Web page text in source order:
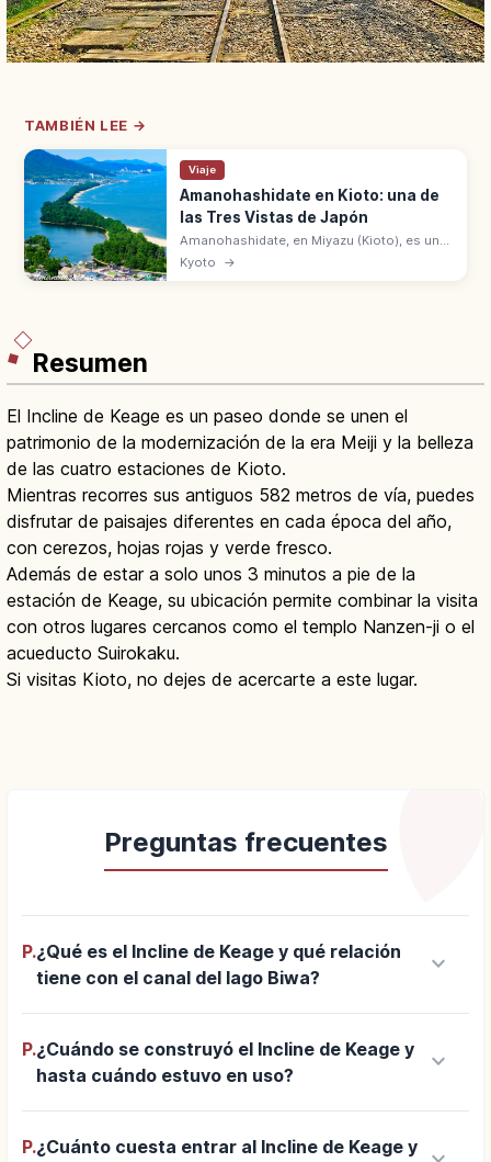
TAMBIÉN LEE →
Viaje
Amanohashidate en Kioto: una de
las Tres Vistas de Japón
Amanohashidate, en Miyazu (Kioto), es una
de las Tres Vistas de Japón con
Matsushima y Miyajima. Banco de arena de
Kyoto →
Resumen
El Incline de Keage es un paseo donde se unen el
patrimonio de la modernización de la era Meiji y la belleza
de las cuatro estaciones de Kioto.
Mientras recorres sus antiguos 582 metros de vía, puedes
disfrutar de paisajes diferentes en cada época del año,
con cerezos, hojas rojas y verde fresco.
Además de estar a solo unos 3 minutos a pie de la
estación de Keage, su ubicación permite combinar la visita
con otros lugares cercanos como el templo Nanzen-ji o el
acueducto Suirokaku.
Si visitas Kioto, no dejes de acercarte a este lugar.
Preguntas frecuentes
P.¿Qué es el Incline de Keage y qué relación
tiene con el canal del lago Biwa?
keyboard_arrow_down
P.¿Cuándo se construyó el Incline de Keage y
hasta cuándo estuvo en uso?
keyboard_arrow_down
P.¿Cuánto cuesta entrar al Incline de Keage y